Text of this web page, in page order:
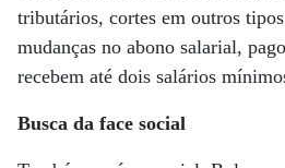
tributários, cortes em outros
mudanças no abono salarial,
recebem até dois salários
Busca da face social